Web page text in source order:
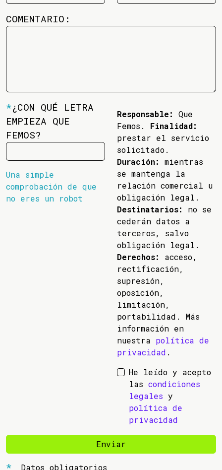
COMENTARIO:
*¿CON QUÉ LETRA
EMPIEZA QUE
FEMOS?
Una simple
comprobación de que
no eres un robot
Responsable:
Que
Femos. Finalidad:
prestar el servicio
solicitado.
Duración:
mientras
se mantenga la
relación comercial u
obligación legal.
Destinatarios:
no se
cederán datos a
terceros, salvo
obligación legal.
Derechos:
acceso,
rectificación,
supresión,
oposición,
limitación,
portabilidad. Más
información en
nuestra política de
privacidad .
He leído y acepto
las condiciones
legales y
política de
privacidad
Enviar
Datos obligatorios